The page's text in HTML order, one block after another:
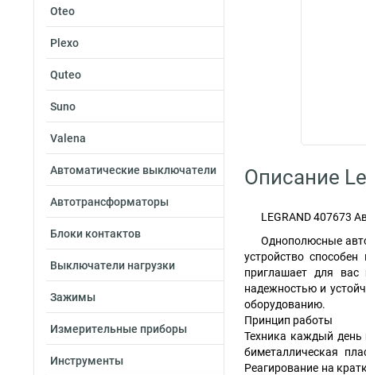
Oteo
Plexo
Quteo
Suno
Valena
Автоматические выключатели
Автотрансформаторы
Блоки контактов
Выключатели нагрузки
Зажимы
Измерительные приборы
Инструменты
Описание
LEGRAND 407673
Однополюсные
устройство
приглашает для вас
надежностью и
оборудованию.
Принцип работы
Техника каждый день
биметаллическая
Реагирование на